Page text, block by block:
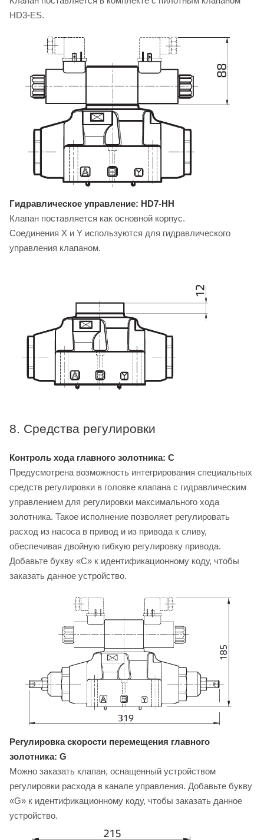
HD3-ES.
Гидравлическое управление: HD7-HH
Клапан поставляется как основной корпус.
Соединения X и Y используются для гидравлического
управления клапаном.
8. Средства регулировки
Контроль хода главного золотника: C
Предусмотрена возможность интегрирования специальных
средств регулировки в головке клапана с гидравлическим
управлением для регулировки максимального хода
золотника. Такое исполнение позволяет регулировать
расход из насоса в привод и из привода к сливу,
обеспечивая двойную гибкую регулировку привода.
Добавьте букву «C» к идентификационному коду, чтобы
заказать данное устройство.
Регулировка скорости перемещения главного
золотника: G
Можно заказать клапан, оснащенный устройством
регулировки расхода в канале управления. Добавьте букву
«G» к идентификационному коду, чтобы заказать данное
устройство.